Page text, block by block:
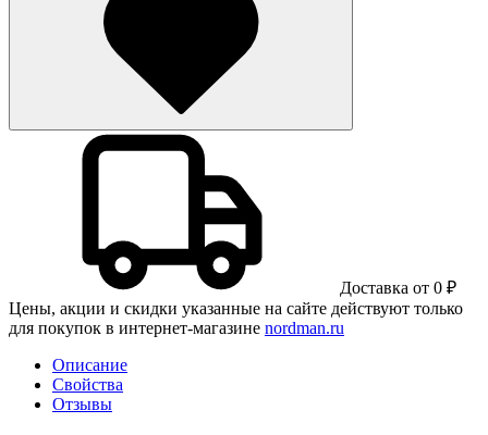
Доставка от 0 ₽
Цены, акции и скидки указанные на сайте действуют только
для покупок в интернет-магазине nordman.ru
Описание
Свойства
Отзывы